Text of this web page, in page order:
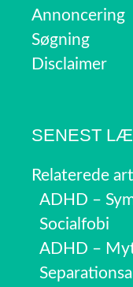
Annoncering
Søgning
Disclaimer
SENEST
Relaterede
ADHD –
Socialfobi
ADHD –